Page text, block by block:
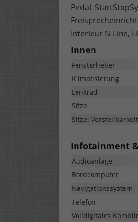
Pedal,
Interieur N-Line,
Innen
Fensterheber
Klimatisierung
Lenkrad
Sitze
Sitze: Verstellbarkeit
Infotainment
Audioanlage
Bordcomputer
Navigationssystem
Telefon
Volldigitales